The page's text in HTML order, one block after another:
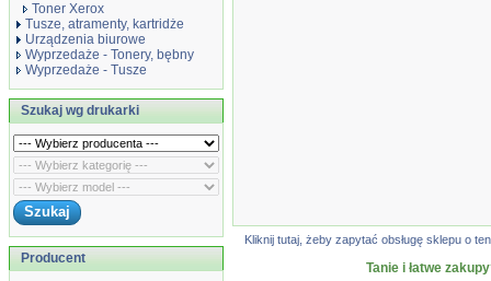
Toner Xerox
Tusze, atramenty, kartridże
Urządzenia biurowe
Wyprzedaże - Tonery, bębny
Wyprzedaże - Tusze
Szukaj wg drukarki
Producent
Kliknij tutaj, żeby zapytać obsługę sklepu o
Tanie i łatwe